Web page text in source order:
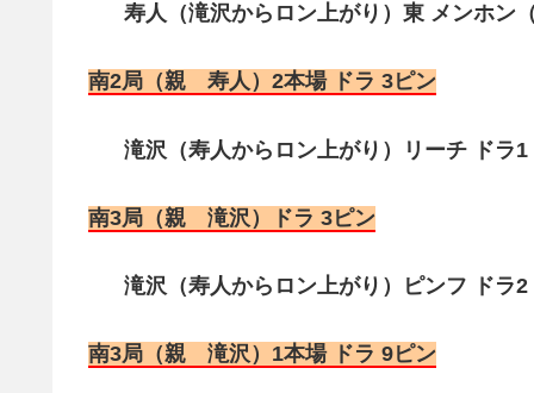
寿人（滝沢からロン上がり）東 メンホ
南2局（親 寿人）2本場 ドラ 3ピン
滝沢（寿人からロン上がり）リーチ ド
南3局（親 滝沢）ドラ 3ピン
滝沢（寿人からロン上がり）ピンフ ドラ
南3局（親 滝沢）1本場 ドラ 9ピン